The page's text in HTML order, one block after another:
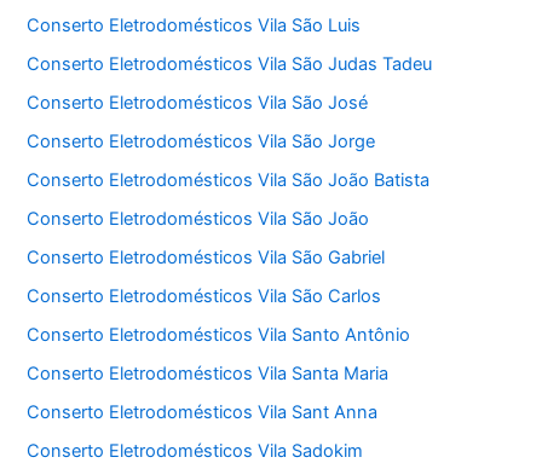
Conserto Eletrodomésticos Vila São Luis
Conserto Eletrodomésticos Vila São Judas Tadeu
Conserto Eletrodomésticos Vila São José
Conserto Eletrodomésticos Vila São Jorge
Conserto Eletrodomésticos Vila São João Batista
Conserto Eletrodomésticos Vila São João
Conserto Eletrodomésticos Vila São Gabriel
Conserto Eletrodomésticos Vila São Carlos
Conserto Eletrodomésticos Vila Santo Antônio
Conserto Eletrodomésticos Vila Santa Maria
Conserto Eletrodomésticos Vila Sant Anna
Conserto Eletrodomésticos Vila Sadokim